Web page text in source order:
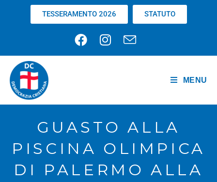
TESSERAMENTO 2026 STATUTO
MENU
GUASTO ALLA
PISCINA OLIMPICA
DI PALERMO ALLA